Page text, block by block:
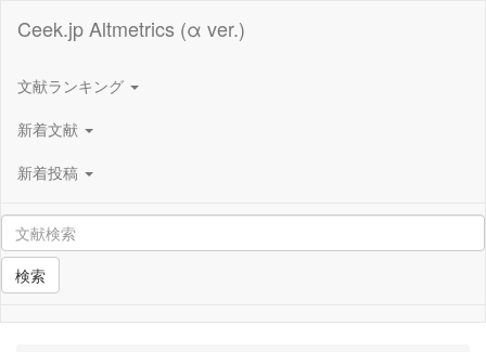
Ceek.jp Altmetrics (α ver.)
文献ランキング
新着文献
新着投稿
検索